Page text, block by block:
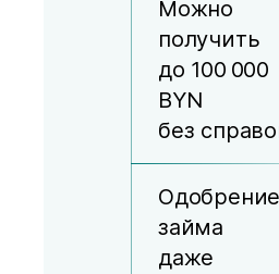
Можно
получить
до 100 000
BYN
без
Одобрение
займа
даже